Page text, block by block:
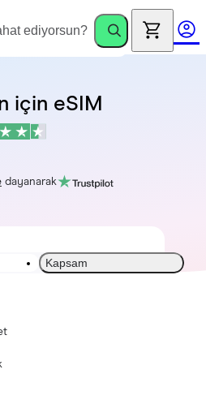
için eSIM
dayanarak
Kapsam